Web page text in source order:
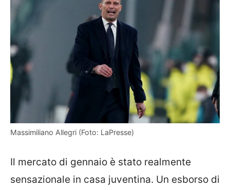
Massimiliano Allegri (Foto: LaPresse)
Il mercato di gennaio è stato realmente
sensazionale in casa juventina. Un esborso di